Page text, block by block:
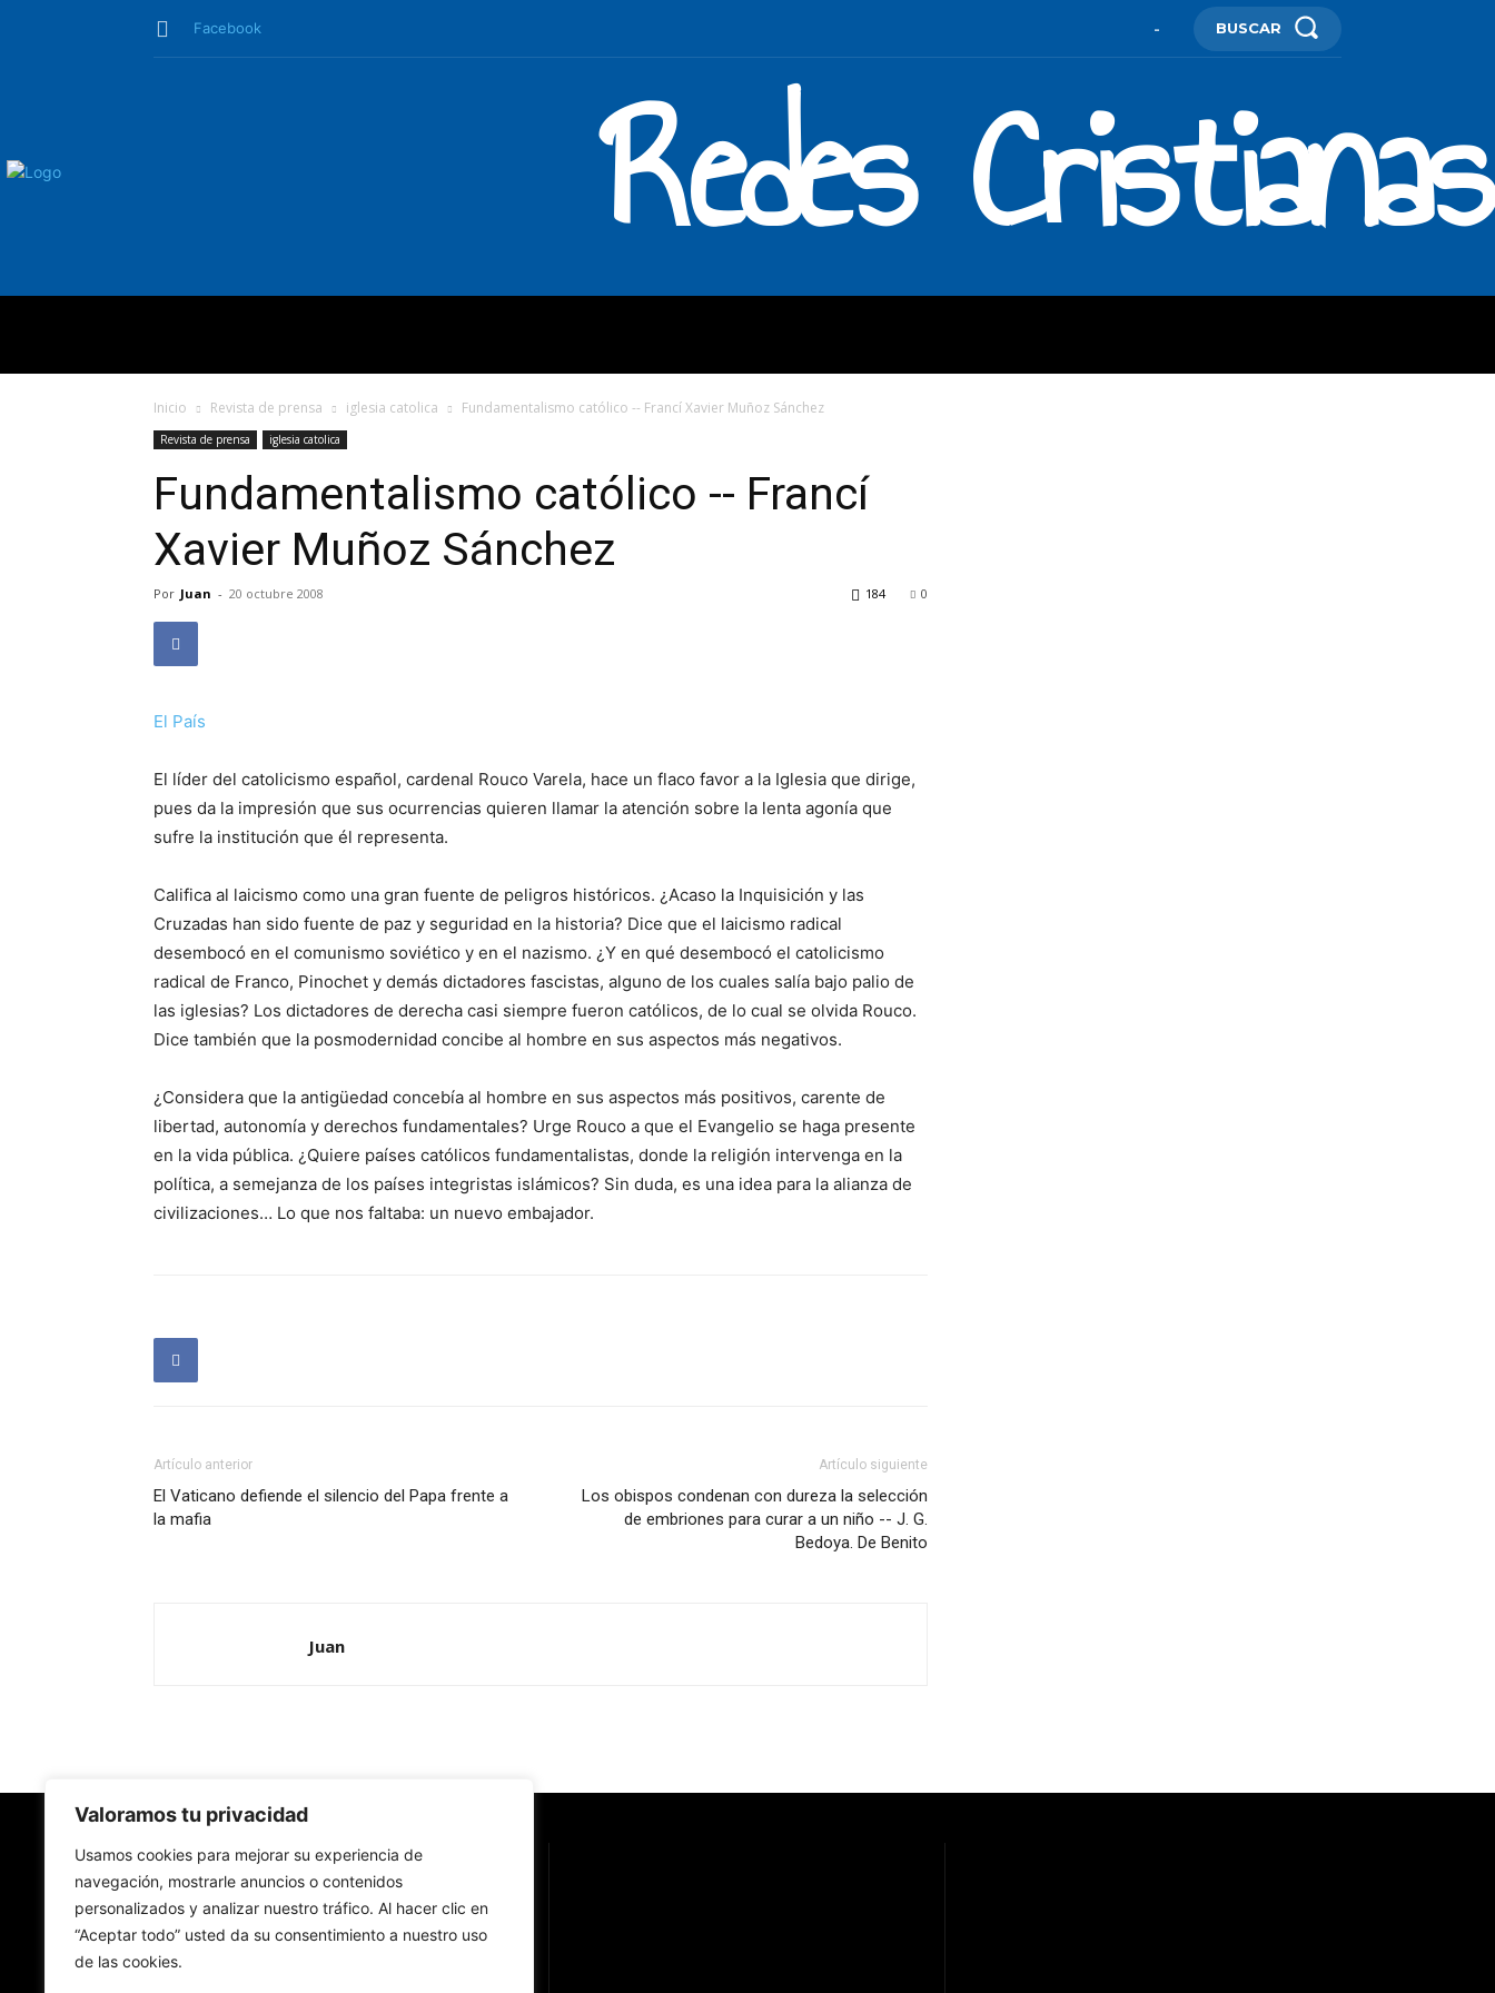
Valoramos tu privacidad
Usamos cookies para mejorar su experiencia de
navegación, mostrarle anuncios o contenidos
personalizados y analizar nuestro tráfico. Al hacer clic en
“Aceptar todo” usted da su consentimiento a nuestro uso
de las cookies.
Facebook - BUSCAR
Redes Cristianas
Inicio Revista de prensa iglesia catolica Fundamentalismo católico -- Francí Xavier Muñoz Sánchez
Revista de prensa iglesia catolica
Fundamentalismo católico -- Francí
Xavier Muñoz Sánchez
Por Juan - 20 octubre 2008 0
184
El País
El líder del catolicismo español, cardenal Rouco Varela, hace un flaco favor a la Iglesia que dirige,
pues da la impresión que sus ocurrencias quieren llamar la atención sobre la lenta agonía que
sufre la institución que él representa.
Califica al laicismo como una gran fuente de peligros históricos. ¿Acaso la Inquisición y las
Cruzadas han sido fuente de paz y seguridad en la historia? Dice que el laicismo radical
desembocó en el comunismo soviético y en el nazismo. ¿Y en qué desembocó el catolicismo
radical de Franco, Pinochet y demás dictadores fascistas, alguno de los cuales salía bajo palio de
las iglesias? Los dictadores de derecha casi siempre fueron católicos, de lo cual se olvida Rouco.
Dice también que la posmodernidad concibe al hombre en sus aspectos más negativos.
¿Considera que la antigüedad concebía al hombre en sus aspectos más positivos, carente de
libertad, autonomía y derechos fundamentales? Urge Rouco a que el Evangelio se haga presente
en la vida pública. ¿Quiere países católicos fundamentalistas, donde la religión intervenga en la
política, a semejanza de los países integristas islámicos? Sin duda, es una idea para la alianza de
civilizaciones… Lo que nos faltaba: un nuevo embajador.
Artículo anterior
El Vaticano defiende el silencio del Papa frente a
la mafia
Artículo siguiente
Los obispos condenan con dureza la selección
de embriones para curar a un niño -- J. G.
Bedoya. De Benito
Juan
Redes Cristianas
Una mirada alternativa sobre la Iglesia católica y la
- Colectivos de Redes Cristianas